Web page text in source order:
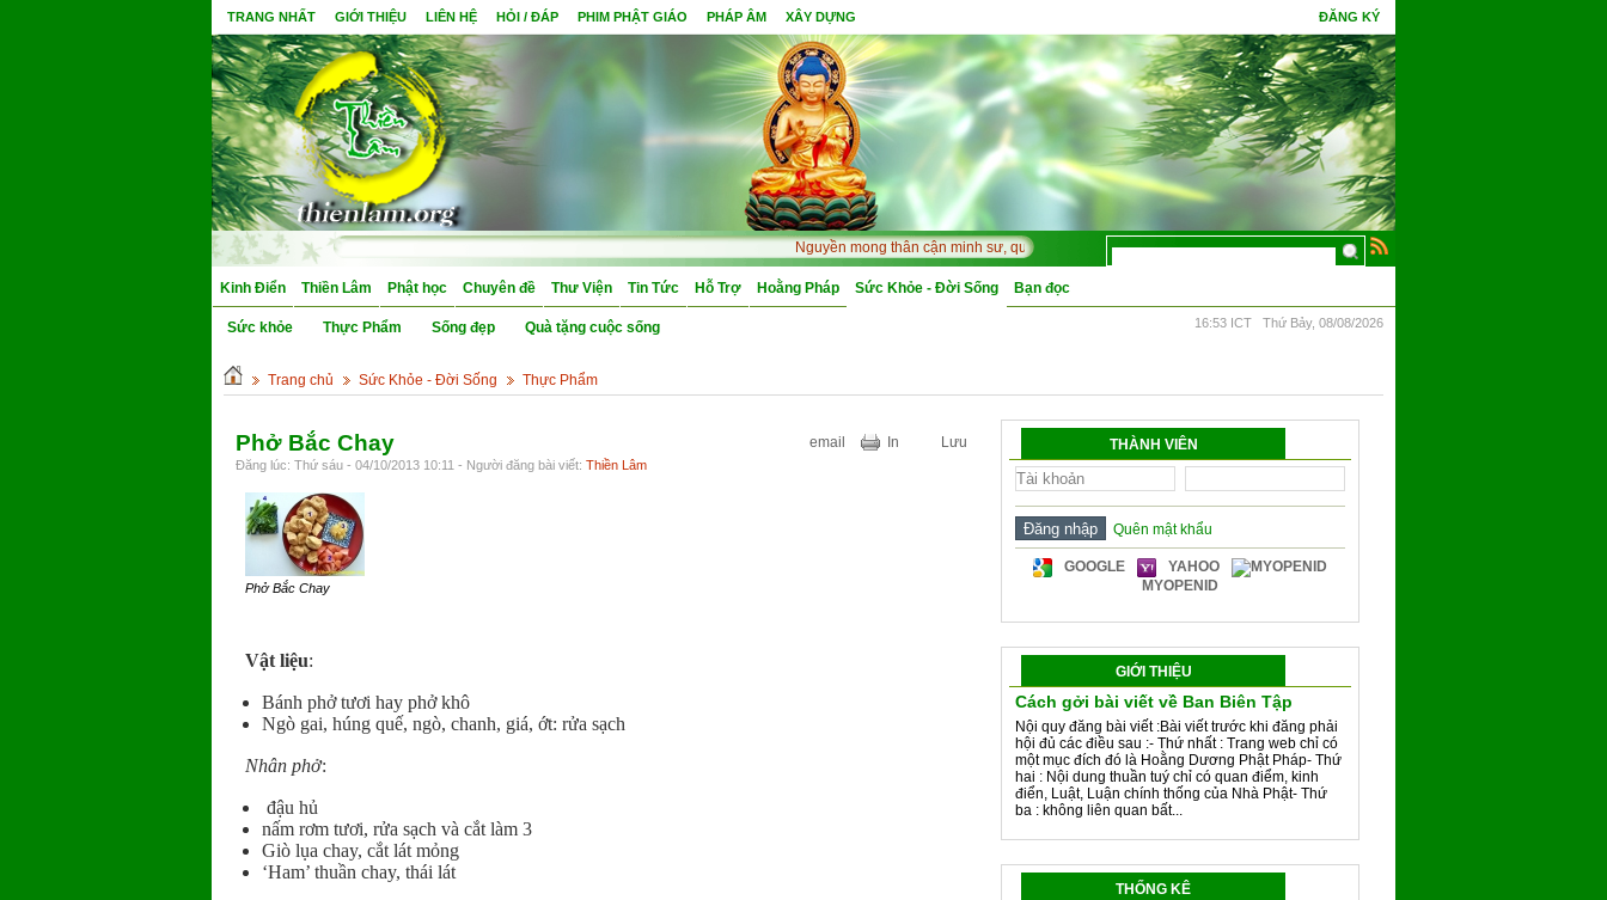
TRANG NHẤT GIỚI THIỆU LIÊN HỆ HỎI / ĐÁP PHIM PHẬT GIÁO PHÁP ÂM XÂY DỰNG ĐĂNG KÝ
Nguyền mong thân cận minh sư, quả Bồ Đề một đêm mà chín. Phúc gặp tình cờ tri thức, hoa Ưu Đàm mấy kiếp đâm bông.
Kinh Điển Thiền Lâm Phật học Chuyên đề Thư Viện Tin Tức Hỗ Trợ Hoằng Pháp Sức Khỏe - Đời Sống
Sức khỏe Thực Phẩm Sống đẹp Quà tặng cuộc sống
Bạn đọc
16:53 ICT Thứ Bảy, 08/08/2026
Trang chủ Sức Khỏe - Đời Sống Thực Phẩm
email In Lưu
Phở Bắc Chay
Đăng lúc: Thứ sáu - 04/10/2013 10:11 - Người đăng bài viết: Thiền Lâm
Phở Bắc Chay
Vật liệu:
Bánh phở tươi hay phở khô
Ngò gai, húng quế, ngò, chanh, giá, ớt: rửa sạch
Nhân phở:
đậu hủ
nấm rơm tươi, rửa sạch và cắt làm 3
Giò lụa chay, cắt lát mỏng
‘Ham’ thuần chay, thái lát
THÀNH VIÊN
Quên mật khẩu
GOOGLE
YAHOO
MYOPENID
GIỚI THIỆU
Cách gởi bài viết về Ban Biên Tập
Nội quy đăng bài viết :Bài viết trước khi đăng phải
hội đủ các điều sau :- Thứ nhất : Trang web chỉ có
một mục đích đó là Hoằng Dương Phật Pháp- Thứ
hai : Nội dung thuần tuý chỉ có quan điểm, kinh
điển, Luật, Luận chính thống của Nhà Phật- Thứ
ba : không liên quan bất...
THỐNG KÊ